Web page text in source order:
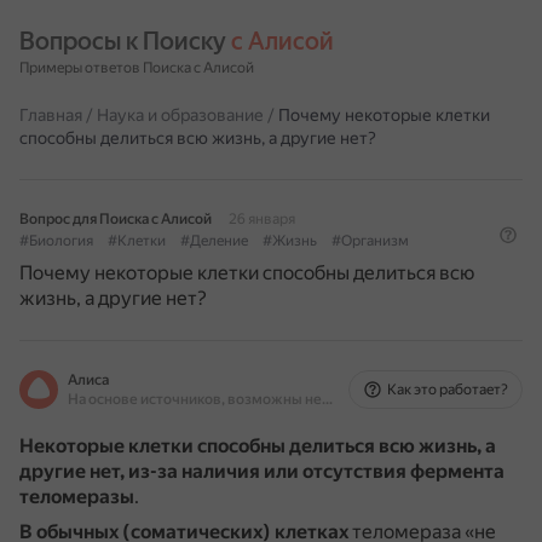
Вопросы к Поиску с Алисой
Примеры ответов Поиска с Алисой
Главная / Наука и образование / Почему некоторые клетки
способны делиться всю жизнь, а другие нет?
Вопрос для Поиска с Алисой
26 января
#Биология
#Клетки #Деление #Жизнь #Организм
Почему некоторые клетки способны делиться всю
жизнь, а другие нет?
Алиса
На основе источников, возможны неточности
Как это работает?
Некоторые клетки способны делиться всю жизнь, а
другие нет, из-за наличия или отсутствия фермента
теломеразы.
В обычных (соматических) клеткахтеломераза «не